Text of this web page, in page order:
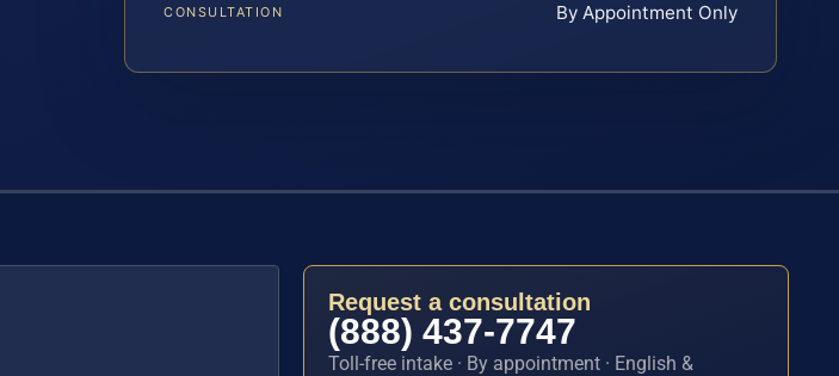
CONSULTATION By Appointment Only
Request a consultation
(888) 437-7747
Toll-free intake · By appointment · English &